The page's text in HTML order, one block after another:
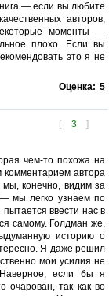
— если вы любите
авторов,
моменты —
плохо. Если вы
это я не
Оценка: 5
[ 3 ]
чем-то похожа на
комментарием автора
конечно, видим за
мы легко узнаем по
пытается ввести нас в
самому. Голдман же,
историю о
Я даже решил
мои усилия не
если бы я
так как во